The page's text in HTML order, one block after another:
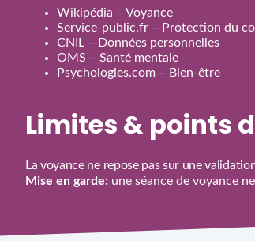
Wikipédia – Voyance
Service‑public.fr – Protection du
CNIL – Données personnelles
OMS – Santé mentale
Psychologies.com – Bien‑être
Limites & points
La voyance ne repose pas sur une
Mise en garde: une séance de voyance